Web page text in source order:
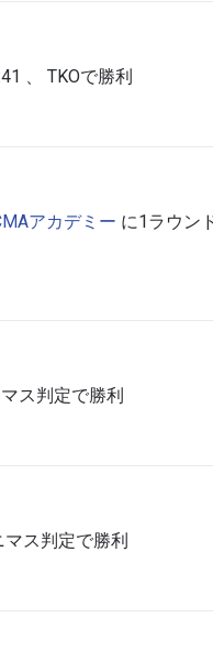
、 TKOで勝利
アカデミー に1ラウン
ス判定で勝利
マス判定で勝利